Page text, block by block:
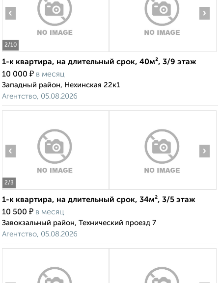
2/10
‹ ›
1-к квартира, на длительный срок, 40м², 3/9 этаж
10 000 ₽ в месяц
Западный район, Нехинская 22к1
Агентство, 05.08.2026
2/3
‹ ›
1-к квартира, на длительный срок, 34м², 3/5 этаж
10 500 ₽ в месяц
Завокзальный район, Технический проезд 7
Агентство, 05.08.2026